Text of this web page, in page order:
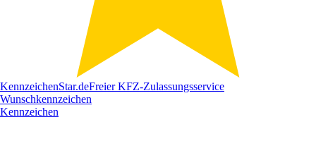
KennzeichenStar.deFreier KFZ-Zulassungsservice
Wunschkennzeichen
Kennzeichen